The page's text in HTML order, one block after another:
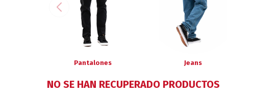
Pantalones Jeans
NO SE HAN RECUPERADO PRODUCTOS